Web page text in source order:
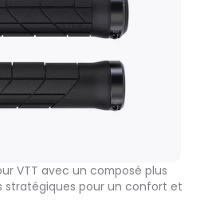
VTT avec un composé plus
stratégiques pour un confort et